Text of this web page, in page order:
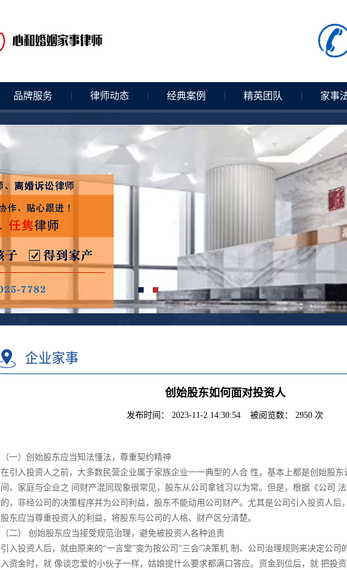
品牌服务 律师动态 经典案例 精英团队 家事
企业家事
创始股东如何面对投资人
发布时间： 2023-11-2 14:30:54 被阅览数： 2950 次
（一）创始股东应当知法懂法，尊重契约精神
在引入投资人之前，大多数民营企业属于家族企业一一典型的人合 性，基本上都是创始股东
间、家庭与企业之 间财产混同现象很常见，股东从公司拿钱习以为常。但是，根据《公司
的，非经公司的决策程序并为公司利益，股东不能动用公司财产。尤其是公司引入投资人后
股东应当尊重投资人的利益，将股东与公司的人格、财产区分清楚。
（二） 创始股东应当接受规范治理，避免被投资人各种追责
引入投资人后，就由原来的“一言堂”变为按公司“三会”决策机 制、公司治理规则来决定公司
入资金时，就 像谈恋爱的小伙子一样，姑娘提什么要求都满口答应。资金到位后，就 把投资